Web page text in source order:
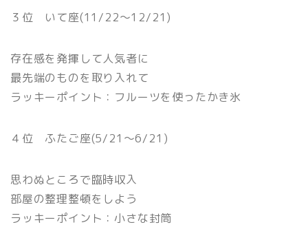
３位 いて座(11/22〜12/21)
存在感を発揮して人気者に
最先端のものを取り入れて
ラッキーポイント：フルーツを使ったかき氷
４位 ふたご座(5/21〜6/21)
思わぬところで臨時収入
部屋の整理整頓をしよう
ラッキーポイント：小さな封筒